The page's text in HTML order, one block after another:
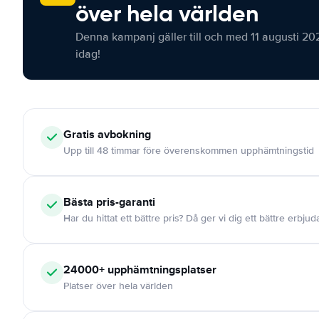
över hela världen
Denna kampanj gäller till och med 11 augusti
idag!
Gratis avbokning
Upp till 48 timmar före överenskommen upphämtningstid
Bästa pris-garanti
Har du hittat ett bättre pris? Då ger vi dig ett bättre
24000+ upphämtningsplatser
Platser över hela världen